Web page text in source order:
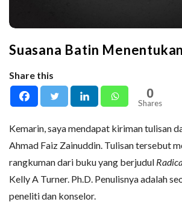
Suasana Batin
Share this
0
Shares
Kemarin, saya mendapat kiriman tulisan
Ahmad Faiz Zainuddin. Tulisan tersebut
rangkuman dari buku yang berjudul
Kelly A Turner. Ph.D. Penulisnya adalah
peneliti dan konselor.